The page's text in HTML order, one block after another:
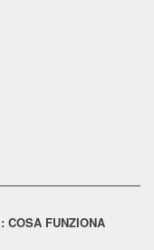
COSA FUNZIONA